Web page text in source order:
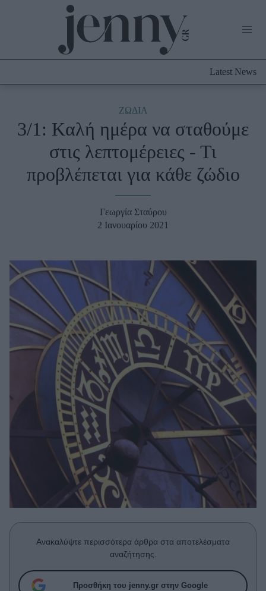
Culture
Fashion
Styling Tips
Fashion News
Beauty - Ομορφιά
Μαλλιά - Νύχια
Μακιγιάζ
Beauty News
Well being
Ψυχολογία
Υγεία + Διατροφή
Σχέσεις & Σεξ
Woman Power
Parenting
Working Girl
Real Women
Πρόσωπα
Celebrities
True Stories
Latest News
ΖΩΔΙΑ
3/1: Kαλή ημέρα να σταθούμε
στις λεπτομέρειες - Τι
προβλέπεται για κάθε ζώδιο
Γεωργία Σταύρου
2 Ιανουαρίου 2021
Ανακαλύψτε περισσότερα άρθρα στα αποτελέσματα
αναζήτησης.
Προσθήκη του jenny.gr στην Google